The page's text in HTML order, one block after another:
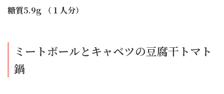
糖質5.9g （１人分）
ミートボールとキャベツの豆腐干トマト
鍋